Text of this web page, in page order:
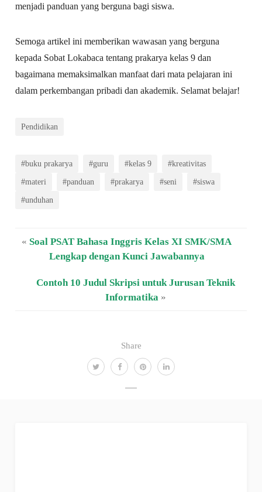
Share
menjadi panduan yang berguna bagi siswa.
Semoga artikel ini memberikan wawasan yang berguna
kepada Sobat Lokabaca tentang prakarya kelas 9 dan
bagaimana memaksimalkan manfaat dari mata pelajaran ini
dalam perkembangan pribadi dan akademik. Selamat belajar!
Pendidikan
#buku prakarya #guru #kelas 9
#kreativitas
#materi
#panduan #prakarya #seni
#siswa
#unduhan
« Soal PSAT Bahasa Inggris Kelas XI SMK/SMA
Lengkap dengan Kunci Jawabannya
Contoh 10 Judul Skripsi untuk Jurusan Teknik
Informatika »